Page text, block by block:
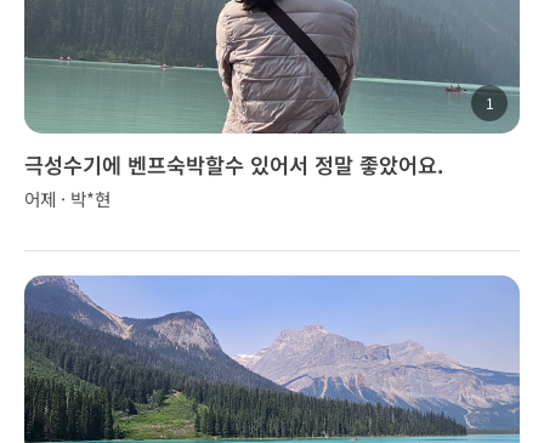
1
극성수기에 벤프숙박할수 있어서 정말 좋았어요.
어제 · 박*현